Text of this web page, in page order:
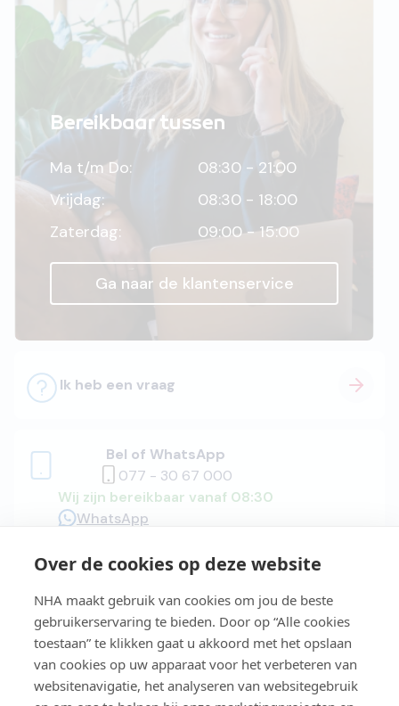
Over de cookies op deze website
NHA maakt gebruik van cookies om jou de beste
gebruikerservaring te bieden. Door op “Alle cookies
toestaan” te klikken gaat u akkoord met het opslaan
van cookies op uw apparaat voor het verbeteren van
websitenavigatie, het analyseren van websitegebruik
Bereikbaar tussen
Ma t/m Do:
08:30 - 21:00
Vrijdag:
08:30 - 18:00
Zaterdag:
09:00 - 15:00
Ga naar de klantenservice
Ik heb een vraag
Bel of WhatsApp
077 - 30 67 000
Wij zijn bereikbaar vanaf 08:30
WhatsApp
Easy Learning®